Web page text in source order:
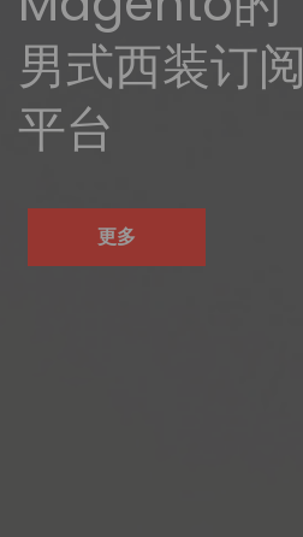
男式西装订阅
平台
更多